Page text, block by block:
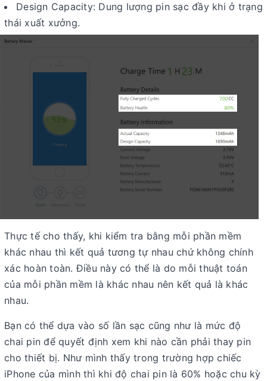
Design Capacity: Dung lượng pin sạc đầy khi ở trạng
thái xuất xưởng.
Thực tế cho thấy, khi kiểm tra bằng mỗi phần mềm
khác nhau thì kết quả tương tự nhau chứ không chính
xác hoàn toàn. Điều này có thể là do mỗi thuật toán
của mỗi phần mềm là khác nhau nên kết quả là khác
nhau.
Bạn có thể dựa vào số lần sạc cũng như là mức độ
chai pin để quyết định xem khi nào cần phải thay pin
cho thiết bị. Như mình thấy trong trường hợp chiếc
iPhone của mình thì khi độ chai pin là 60% hoặc chu kỳ